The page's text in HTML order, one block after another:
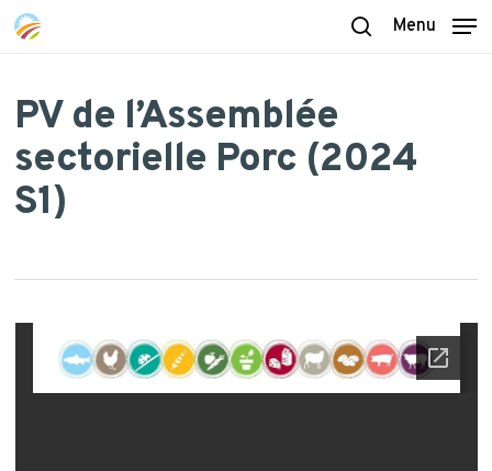
Skip
content
Menu
PV de l’Assemblée
sectorielle Porc (2024
S1)